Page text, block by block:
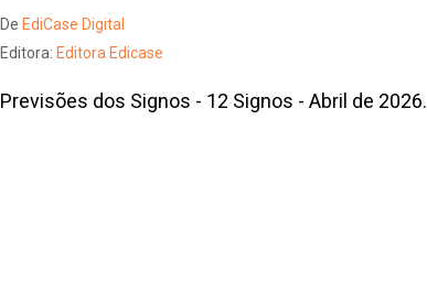
De EdiCase Digital
Editora: Editora Edicase
Previsões dos Signos - 12 Signos - Abril de 2026.